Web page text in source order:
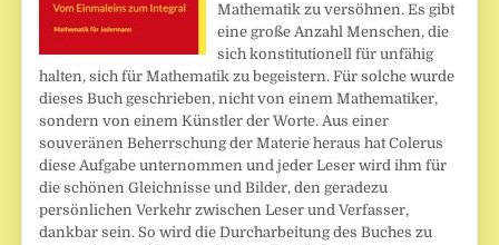
Mathematik zu versöhnen. Es gibt
eine große Anzahl Menschen, die
sich konstitutionell für unfähig
halten, sich für Mathematik zu begeistern. Für solche wurde
dieses Buch geschrieben, nicht von einem Mathematiker,
sondern von einem Künstler der Worte. Aus einer
souveränen Beherrschung der Materie heraus hat Colerus
diese Aufgabe unternommen und jeder Leser wird ihm für
die schönen Gleichnisse und Bilder, den geradezu
persönlichen Verkehr zwischen Leser und Verfasser,
dankbar sein. So wird die Durcharbeitung des Buches zu